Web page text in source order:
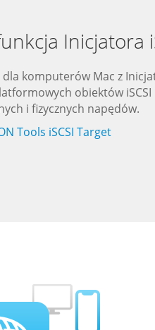
Inicjatora
dla komputerów Mac z
obiektów iSCSI
i fizycznych napędów.
Tools iSCSI Target